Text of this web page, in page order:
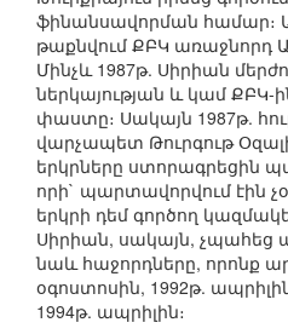
ֆինանսավորման համար։
թաքնվում ՔԲԿ առաջնորդ
Մինչև 1987թ. Սիրիան
ներկայության և կամ ՔԲԿ-
փաստը։ Սակայն 1987թ.
վարչապետ Թուրգութ
երկրները ստորագրեցին
որի` պարտավորվում էին
երկրի դեմ գործող
Սիրիան, սակայն, չպահեց
նաև հաջորդները, որոնք
օգոստոսին, 1992թ.
1994թ. ապրիլին։